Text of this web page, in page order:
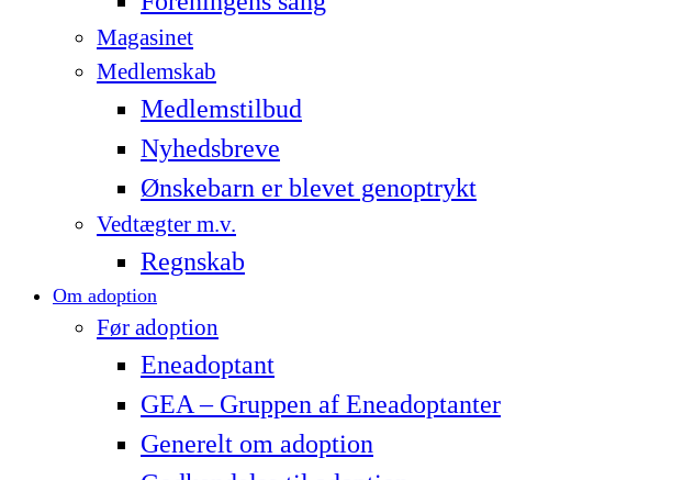
Magasinet
Medlemskab
Medlemstilbud
Nyhedsbreve
Ønskebarn er blevet genoptrykt
Vedtægter m.v.
Regnskab
Om adoption
Før adoption
Eneadoptant
GEA – Gruppen af Eneadoptanter
Generelt om adoption